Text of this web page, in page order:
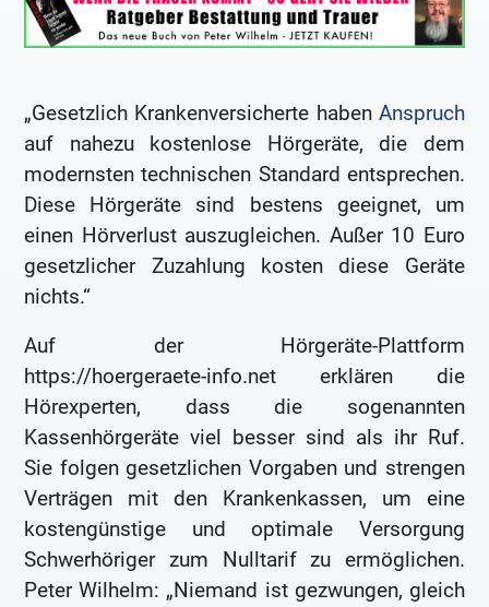
„Gesetzlich Krankenversicherte haben Anspruch
auf nahezu kostenlose Hörgeräte, die dem
modernsten technischen Standard entsprechen.
Diese Hörgeräte sind bestens geeignet, um
einen Hörverlust auszugleichen. Außer 10 Euro
gesetzlicher Zuzahlung kosten diese Geräte
nichts.“
Auf der Hörgeräte-Plattform
https://hoergeraete-info.net erklären die
Hörexperten, dass die sogenannten
Kassenhörgeräte viel besser sind als ihr Ruf.
Sie folgen gesetzlichen Vorgaben und strengen
Verträgen mit den Krankenkassen, um eine
kostengünstige und optimale Versorgung
Schwerhöriger zum Nulltarif zu ermöglichen.
Peter Wilhelm: „Niemand ist gezwungen, gleich